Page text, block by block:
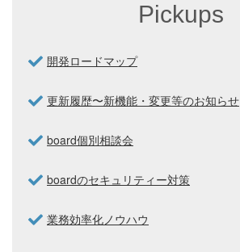
Pickups
開発ロードマップ
更新履歴〜新機能・変更等のお知らせ
board個別相談会
boardのセキュリティー対策
業務効率化ノウハウ